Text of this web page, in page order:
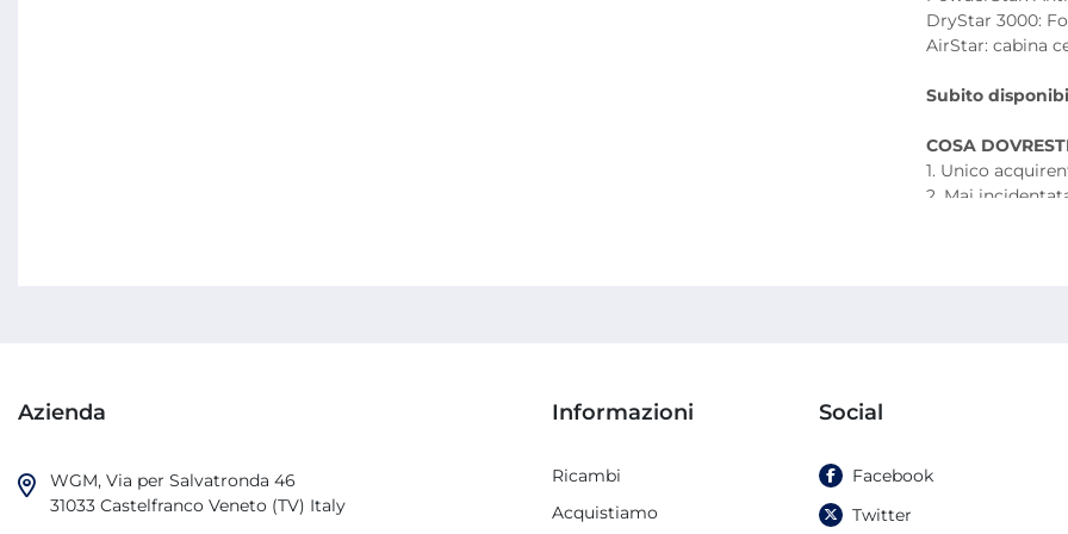
DryStar 3000:
AirStar: cabina
Subito
COSA
1. Unico
2. Mai
3. Cilindri
Progettata per
un'ampia
mercato
Azienda
WGM, Via per Salvatronda 46
31033 Castelfranco Veneto (TV) Italy
Informazioni
Ricambi
Acquistiamo
Social
Facebook
Twitter